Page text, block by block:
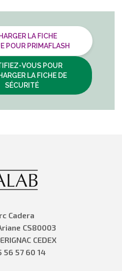
LA FICHE
POUR PRIMAFLASH
VOUS POUR
LA FICHE DE
SÉCURITÉ
Cadera
CS80003
CEDEX
56 57 60 14